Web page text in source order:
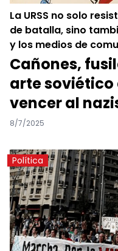
La URSS no solo
de batalla, sino
y los medios de
Cañones,
arte soviético
vencer al
8/7/2025
Política